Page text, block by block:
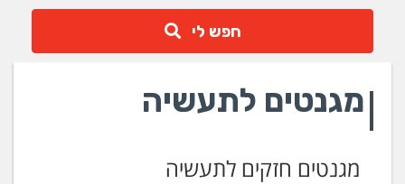
חפש לי
מגנטים לתעשיה
מגנטים חזקים לתעשיה